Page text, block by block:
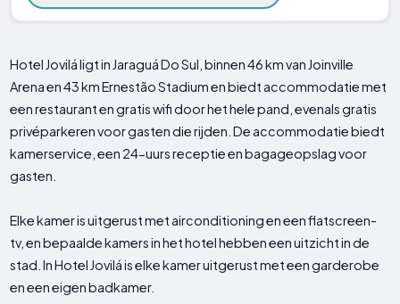
Hotel Jovilá ligt in Jaraguá Do Sul, binnen 46 km van Joinville
Arena en 43 km Ernestão Stadium en biedt accommodatie met
een restaurant en gratis wifi door het hele pand, evenals gratis
privéparkeren voor gasten die rijden. De accommodatie biedt
kamerservice, een 24-uurs receptie en bagageopslag voor
gasten.
Elke kamer is uitgerust met airconditioning en een flatscreen-
tv, en bepaalde kamers in het hotel hebben een uitzicht in de
stad. In Hotel Jovilá is elke kamer uitgerust met een garderobe
en een eigen badkamer.